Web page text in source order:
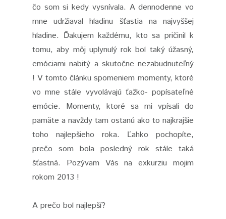
čo som si kedy vysnívala. A dennodenne vo
mne udržiaval hladinu šťastia na najvyššej
hladine. Ďakujem každému, kto sa pričinil k
tomu, aby môj uplynulý rok bol taký úžasný,
emóciami nabitý a skutočne nezabudnuteľný
! V tomto článku spomeniem momenty, ktoré
vo mne stále vyvolávajú ťažko- popísateľné
emócie. Momenty, ktoré sa mi vpísali do
pamäte a navždy tam ostanú ako to najkrajšie
toho najlepšieho roka. Ľahko pochopíte,
prečo som bola posledný rok stále taká
šťastná. Pozývam Vás na exkurziu mojim
rokom 2013 !
A prečo bol najlepší?